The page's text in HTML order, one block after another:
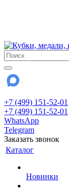
+7 (499) 151-52-01
+7 (499) 151-52-01
WhatsApp
Telegram
Заказать звонок
Каталог
Новинки